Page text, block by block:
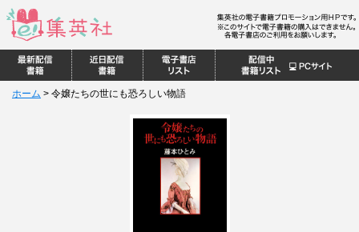
ホーム > 令嬢たちの世にも恐ろしい物語